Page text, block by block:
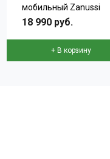
мобильный Zanussi
ZACM-09 DV/H/A16/N1
18 990 руб.
+ В корзину